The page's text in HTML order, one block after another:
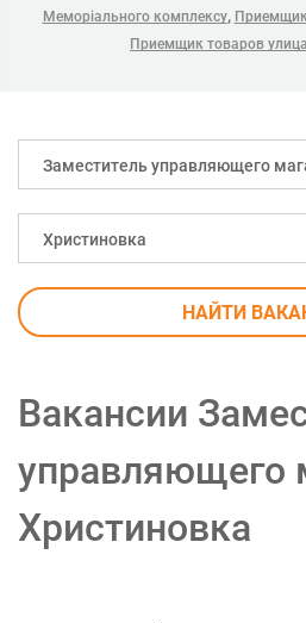
Меморіального комплексу,
Приемщик товаров
Заместитель управляющего
Христиновка
НАЙТИ
Вакансии
управляющего
Христиновка